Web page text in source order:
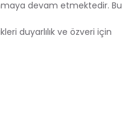
devam etmektedir. Bu
duyarlılık ve özveri için